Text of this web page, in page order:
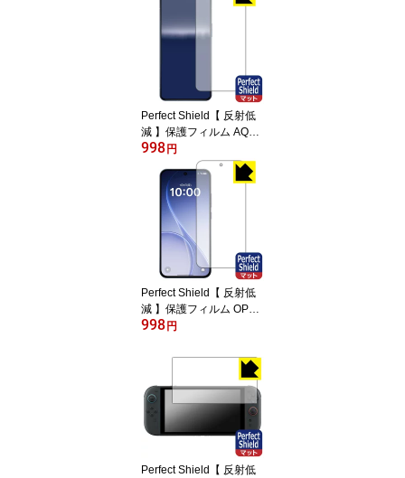
Perfect Shield【 反射低
減 】保護フィルム AQU
OS R11 (画面用) 日本製
自社製造直販
998円
Perfect Shield【 反射低
減 】保護フィルム OPPO
Reno15 A 【 指紋認証対
998円
Perfect Shield【 反射低